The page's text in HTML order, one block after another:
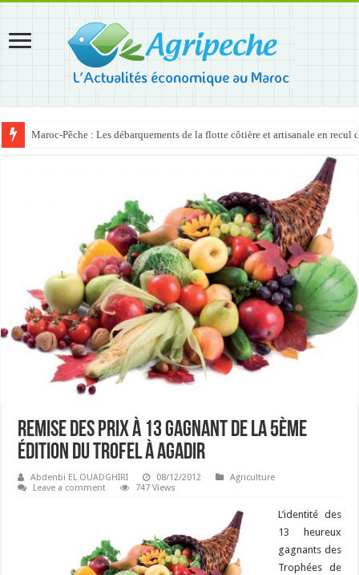
Maroc-Pêche : Les débarquements de la flotte côtière et artisanale en recul
Remise des prix à 13 gagnant de la 5ème
édition du TROFEL à Agadir
Abdenbi EL OUADGHIRI 08/12/2012
Agriculture
Leave a comment
747 Views
L’identité des
13 heureux
gagnants des
Trophées de